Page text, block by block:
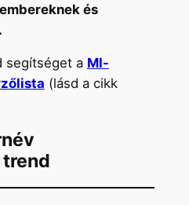
és
segítséget a MI-
(lásd a cikk